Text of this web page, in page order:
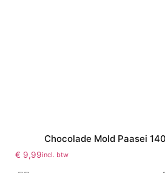
Chocolade Mold Paasei
€ 9,99incl. btw